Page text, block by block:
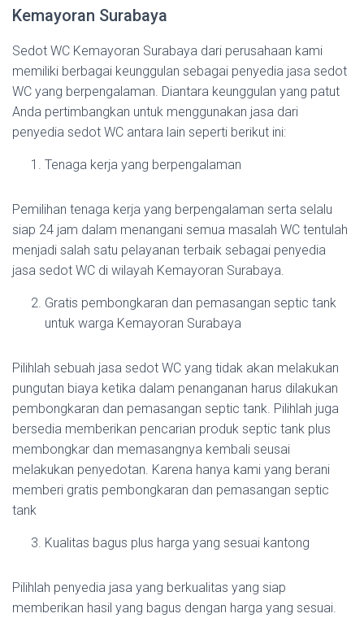
Kemayoran Surabaya
Sedot WC Kemayoran Surabaya dari perusahaan kami
memiliki berbagai keunggulan sebagai penyedia jasa sedot
WC yang berpengalaman. Diantara keunggulan yang patut
Anda pertimbangkan untuk menggunakan jasa dari
penyedia sedot WC antara lain seperti berikut ini:
Tenaga kerja yang berpengalaman
Pemilihan tenaga kerja yang berpengalaman serta selalu
siap 24 jam dalam menangani semua masalah WC tentulah
menjadi salah satu pelayanan terbaik sebagai penyedia
jasa sedot WC di wilayah Kemayoran Surabaya.
Gratis pembongkaran dan pemasangan septic tank
untuk warga Kemayoran Surabaya
Pilihlah sebuah jasa sedot WC yang tidak akan melakukan
pungutan biaya ketika dalam penanganan harus dilakukan
pembongkaran dan pemasangan septic tank. Pilihlah juga
bersedia memberikan pencarian produk septic tank plus
membongkar dan memasangnya kembali seusai
melakukan penyedotan. Karena hanya kami yang berani
memberi gratis pembongkaran dan pemasangan septic
tank
Kualitas bagus plus harga yang sesuai kantong
Pilihlah penyedia jasa yang berkualitas yang siap
memberikan hasil yang bagus dengan harga yang sesuai.